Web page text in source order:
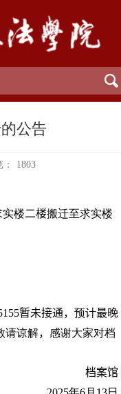
公告
1803
实楼二楼搬迁至求实楼
暂未接通， 预计最晚
请谅解， 感谢大家对档
档案馆